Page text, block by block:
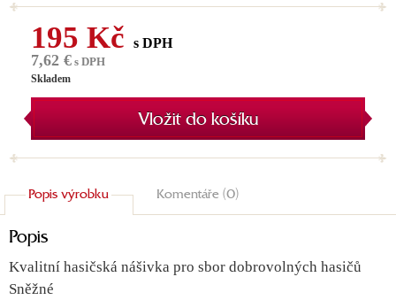
195 Kč s DPH
7,62 € s DPH
Skladem
Vložit do košíku
Popis výrobku Komentáře (0)
Popis
Kvalitní hasičská nášivka pro sbor dobrovolných hasičů
Sněžné